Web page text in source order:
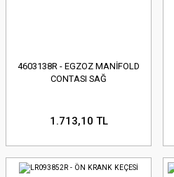
4603138R - EGZOZ MANİFOLD
CONTASI SAĞ
1.713,10 TL